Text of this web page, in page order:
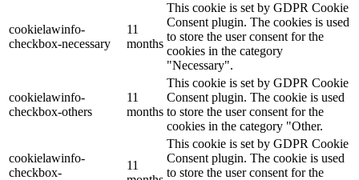
cookielawinfo-
checkbox-necessary
11
months
This cookie is set by GDPR Cookie
Consent plugin. The cookies is used
to store the user consent for the
cookies in the category
"Necessary".
cookielawinfo-
checkbox-others
11
months
This cookie is set by GDPR Cookie
Consent plugin. The cookie is used
to store the user consent for the
cookies in the category "Other.
cookielawinfo-
checkbox-
11
This cookie is set by GDPR Cookie
Consent plugin. The cookie is used
to store the user consent for the